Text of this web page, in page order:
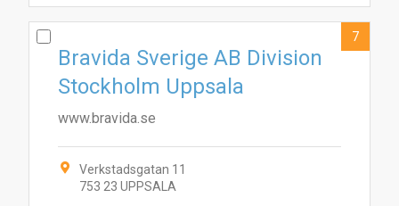
Bravida Sverige AB Division
Stockholm Uppsala
www.bravida.se
Verkstadsgatan 11
753 23 UPPSALA
7